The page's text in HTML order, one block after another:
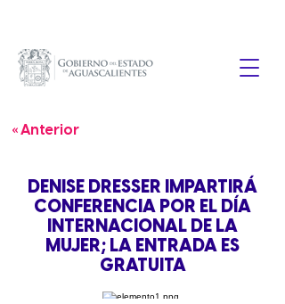
« Anterior
DENISE DRESSER IMPARTIRÁ
CONFERENCIA POR EL DÍA
INTERNACIONAL DE LA
MUJER; LA ENTRADA ES
GRATUITA